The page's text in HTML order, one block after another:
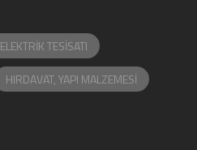
ELEKTRİK TESİSATI
HIRDAVAT, YAPI MALZEMESİ